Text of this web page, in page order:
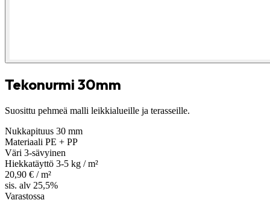
Tekonurmi 30mm
Suosittu pehmeä malli leikkialueille ja terasseille.
Nukkapituus 30 mm
Materiaali PE + PP
Väri 3-sävyinen
Hiekkatäyttö 3-5 kg / m²
20,90 € / m²
sis. alv 25,5%
Varastossa